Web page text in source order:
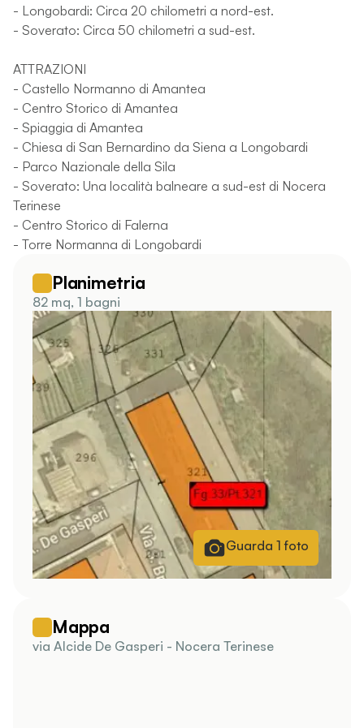
- Longobardi: Circa 20 chilometri a nord-est.
- Soverato: Circa 50 chilometri a sud-est.
ATTRAZIONI
- Castello Normanno di Amantea
- Centro Storico di Amantea
- Spiaggia di Amantea
- Chiesa di San Bernardino da Siena a Longobardi
- Parco Nazionale della Sila
- Soverato: Una località balneare a sud-est di Nocera
Terinese
- Centro Storico di Falerna
- Torre Normanna di Longobardi
Planimetria
82 mq, 1 bagni
Guarda 1 foto
Mappa
via Alcide De Gasperi - Nocera Terinese